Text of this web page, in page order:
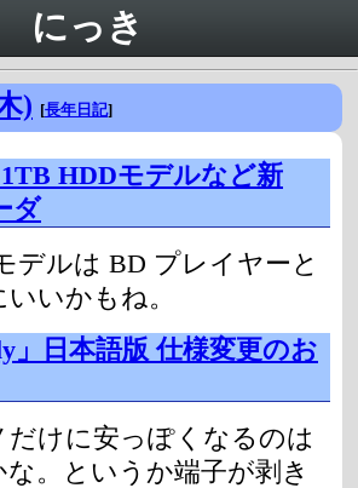
にっき
) [長年日記]
HDDモデルなど新
ダ
デルは BD プレイヤーと
いかもね。
」日本語版 仕様変更のお
だけに安っぽくなるのは
。というか端子が剥き